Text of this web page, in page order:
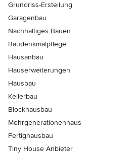
Grundriss-Erstellung
Garagenbau
Nachhaltiges Bauen
Baudenkmalpflege
Hausanbau
Hauserweiterungen
Hausbau
Kellerbau
Blockhausbau
Mehrgenerationenhaus
Fertighausbau
Tiny House Anbieter